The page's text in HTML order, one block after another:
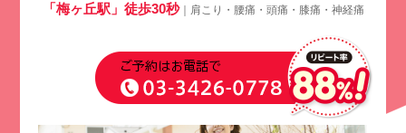
「梅ヶ丘駅」徒歩30秒｜肩こり・腰痛・頭痛・膝痛・神経痛